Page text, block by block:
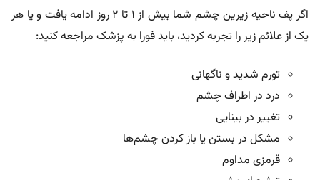
اگر پف ناحیه زیرین چشم شما بیش از 1 تا 2 روز ادامه یافت و یا هر
یک از علائم زیر را تجربه کردید، باید فورا به پزشک مراجعه کنید:
تورم شدید و ناگهانی
درد در اطراف چشم
تغییر در بینایی
مشکل در بستن یا باز کردن چشم‌ها
قرمزی مداوم